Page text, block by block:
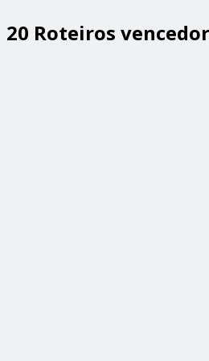
20 Roteiros